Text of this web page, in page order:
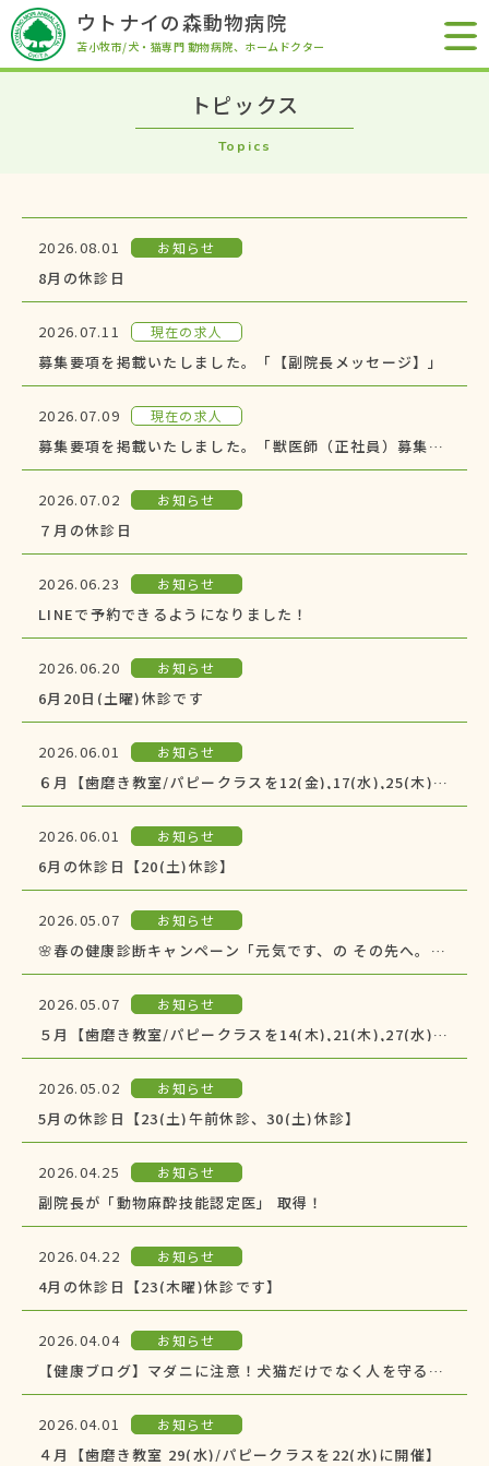
ウトナイの森動物病院
苫小牧市/犬・猫専門 動物病院、ホームドクター
トピックス
Topics
2026.08.01 お知らせ
8月の休診日
2026.07.11 現在の求人
募集要項を掲載いたしました。「【副院長メッセージ】」
2026.07.09 現在の求人
募集要項を掲載いたしました。「獣医師（正社員）募集中」
2026.07.02 お知らせ
７月の休診日
2026.06.23 お知らせ
LINEで予約できるようになりました！
2026.06.20 お知らせ
6月20日(土曜)休診です
2026.06.01 お知らせ
６月【歯磨き教室/パピークラスを12(金),17(水),25(木)に開催】
2026.06.01 お知らせ
6月の休診日【20(土)休診】
2026.05.07 お知らせ
🌸春の健康診断キャンペーン「元気です、の その先へ。」🌻
2026.05.07 お知らせ
５月【歯磨き教室/パピークラスを14(木),21(木),27(水)に開催】
2026.05.02 お知らせ
5月の休診日【23(土)午前休診、30(土)休診】
2026.04.25 お知らせ
副院長が「動物麻酔技能認定医」 取得！
2026.04.22 お知らせ
4月の休診日【23(木曜)休診です】
2026.04.04 お知らせ
【健康ブログ】マダニに注意！犬猫だけでなく人を守るためにも予防を！
2026.04.01 お知らせ
４月【歯磨き教室 29(水)/パピークラスを22(水)に開催】